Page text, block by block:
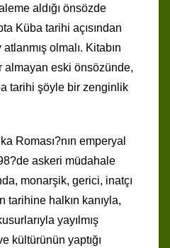
aldığı önsözde
Küba tarihi açısından
olmalı. Kitabın
almayan eski önsözünde,
tarihi şöyle bir zenginlik
Roması?nın emperyal
askeri müdahale
monarşik, gerici, inatçı
tarihine halkın kanıyla,
yayılmış
kültürünün yaptığı